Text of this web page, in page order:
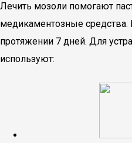
Лечить мозоли помогают
медикаментозные
протяжении 7 дней. Для
используют: